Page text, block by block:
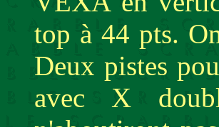
top à 44 pts.
Deux pistes
avec X